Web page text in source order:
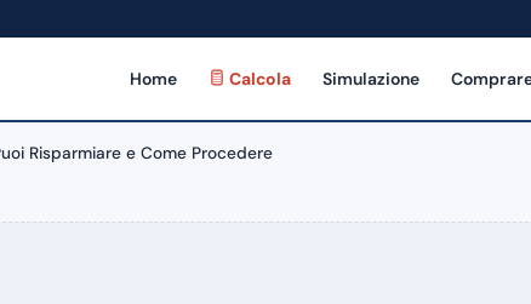
Home Calcola Simulazione
Risparmiare e Come Procedere